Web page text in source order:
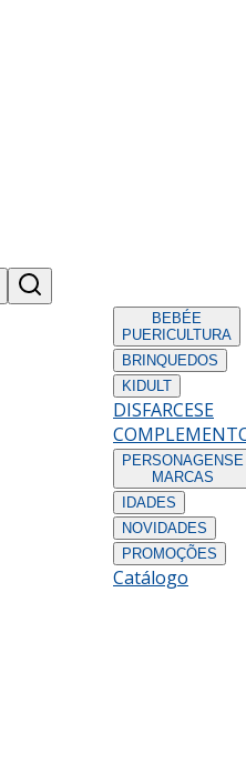
BEBÉE
PUERICULTURA
BRINQUEDOS
KIDULT
DISFARCESE
PERSONAGENS E
MARCAS
IDADES
NOVIDADES
PROMOÇÕES
Catálogo